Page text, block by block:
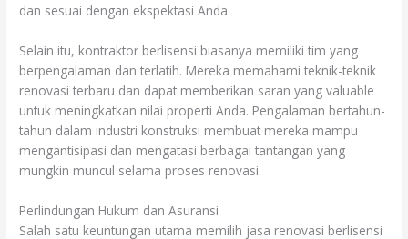
dan sesuai dengan ekspektasi Anda.
Selain itu, kontraktor berlisensi biasanya memiliki tim yang
berpengalaman dan terlatih. Mereka memahami teknik-teknik
renovasi terbaru dan dapat memberikan saran yang valuable
untuk meningkatkan nilai properti Anda. Pengalaman bertahun-
tahun dalam industri konstruksi membuat mereka mampu
mengantisipasi dan mengatasi berbagai tantangan yang
mungkin muncul selama proses renovasi.
Perlindungan Hukum dan Asuransi
Salah satu keuntungan utama memilih jasa renovasi berlisensi